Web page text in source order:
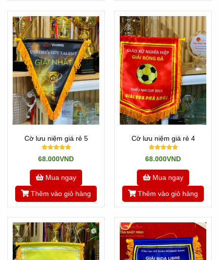
Cờ lưu niệm giá rẻ 5
68.000VND
Mua ngay
Thêm vào giỏ hàng
Cờ lưu niệm giá rẻ 4
68.000VND
Mua ngay
Thêm vào giỏ hàng